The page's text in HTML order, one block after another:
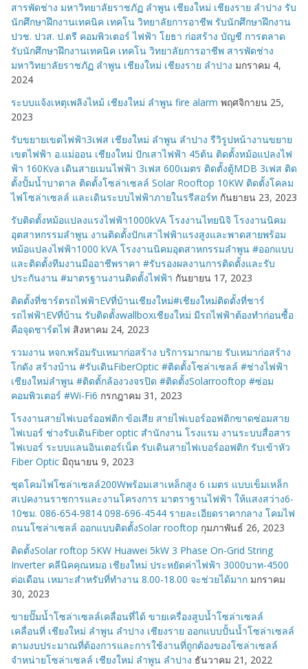
สารพัดช่าง มหาวิทยาลัยราชภัฏ ลำพูน เชียงใหม่ เชียงราย ลำปาง รับ
นักศึกษาฝึกงานเทคนิค เทคโน วิทยาลัยการอาชีพ รับนักศึกษาฝึกงาน
ปวช. ปวส. ป.ตรี คอมพิวเตอร์ ไฟฟ้า โยธา ก่อสร้าง บัญชี การตลาด
รับนักศึกษาฝึกงานเทคนิค เทคโน วิทยาลัยการอาชีพ สารพัดช่าง
มหาวิทยาลัยราชภัฏ ลำพูน เชียงใหม่ เชียงราย ลำปาง มกราคม 4,
2024
ระบบแจ้งเหตุเพลิงไหม้ เชียงใหม่ ลำพูน fire alarm พฤศจิกายน 25,
2023
รับขยายเขตไฟฟ้า3เฟส เชียงใหม่ ลำพูน ลำปาง รีวิรูปหน้างานขยาย
เขตไฟฟ้า อ.แม่ออน เชียงใหม่ ปักเสาไฟฟ้า 45ต้น ติดตั้งหม้อแปลงไฟ
ฟ้า 160Kva เดินสายเมนไฟฟ้า 3เฟส 600เมตร ติดตั้งตู้MDB 3เฟส ติด
ตั้งปั้มน้ำบาดาล ติดตั้งโซล่าเซลล์ Solar Rooftop 10KW ติดตั้งโคลม
ไฟโซล่าเซลล์ และเดินระบบไฟฟ้าภายในรรีสอร์ท กันยายน 23, 2023
รับติดตั้งหม้อแปลงแรงไฟฟ้า1000kVA โรงงานไทยนิจิ โรงงานนิคม
อุตสาหกรรมลำพูน งานติดตั้งปักเสาไฟฟ้าแรงสูงและพาดสายพร้อม
หม้อแปลงไฟฟ้า1000 kVA โรงงานนิคมอุตสาหกรรมลำพูน #ออกแบบ
และติดตั้งทีมงานมืออาชีพราคา #รับรองผลงานการติดตั้งและรับ
ประกันงาน #มาตรฐานงานติดตั้งไฟฟ้า กันยายน 17, 2023
ติดตั้งที่ชาร์ตรถไฟฟ้าEVที่บ้านเชียงใหม่#เชียงใหม่ติดตั้งที่ชาร์
รถไฟฟ้าEVที่บ้าน รับติดตั้งwallboxเชียงใหม่ มีรถไฟฟ้าต้องทำก่อนซื้อ
คือจุดชาร์ตไฟ สิงหาคม 24, 2023
รวมงาน หจก.พร้อมรับเหมาก่อสร้าง บริการมากมาย รับเหมาก่อสร้าง
โกดัง สร้างบ้าน #รับเดินFiberOptic #ติดตั้งโซล่าเซลล์ #ช่างไฟฟ้า
เชียงใหม่ลำพูน #ติดตั้กล้องวงจรปิด #ติดตั้งSolarrooftop #ซ่อม
คอมพิวเตอร์ #Wi-Fi6 กรกฎาคม 31, 2023
โรงงานสายไฟเบอร์ออฟติก ข้อเสีย สายไฟเบอร์ออฟติกขาดซ่อมสาย
ไฟเบอร์ ช่างรับเดินFiber optic สำนักงาน โรงแรม งานระบบสื่อสาร
ไฟเบอร์ ระบบแลนอินเตอร์เน็ต รับเดินสายไฟเบอร์ออฟติก รับเข้าหัว
Fiber Optic มิถุนายน 9, 2023
ชุดโคมไฟโซล่าเซลล์200Wพร้อมเสาเหล็กสูง 6 เมตร แบบเข็มเหล็ก
สเปคงานราชการและงานโครงการ มาตราฐานไฟฟ้า ให้แสงสว่าง6-
10ชม. 086-654-9814 098-696-4544 รายละเอียดราคากลาง โคมไฟ
ถนนโซล่าเซลล์ ออกแบบติดตั้งSolar rooftop กุมภาพันธ์ 26, 2023
ติดตั้งSolar roftop 5KW Huawei 5kW 3 Phase On-Grid String
Inverter คลีนิคคุณหมอ เชียงใหม่ ประหยัดค่าไฟฟ้า 3000บาท-4500
ต่อเดือน เหมาะสำหรับที่ทำงาน 8.00-18.00 จะช่วยได้มาก มกราคม
30, 2023
ขายปั๊มน้ำโซล่าเซลล์เคลื่อนที่ได้ ขายเครื่องสูบน้ำโซล่าเซลล์
เคลื่อนที่ เชียงใหม่ ลำพูน ลำปาง เชียงราย ออกแบบปั้นน้ำโซล่าเซลล์
ตามงบประมาณที่ต้องการและการใช้งานที่ถูกต้องของโซล่าเซลล์
จำหน่ายโซล่าเซลล์ เชียงใหม่ ลำพูน ลำปาง ธันวาคม 21, 2022